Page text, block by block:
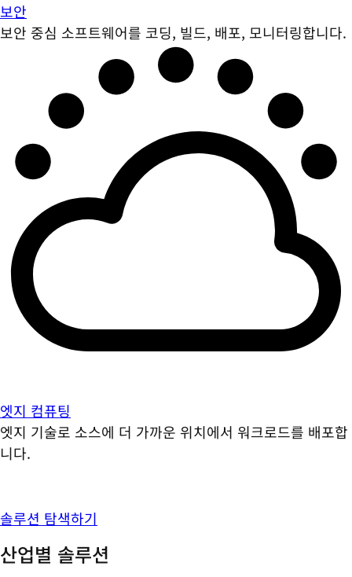
보안
보안 중심 소프트웨어를 코딩, 빌드, 배포, 모니터링합니다.
엣지 컴퓨팅
엣지 기술로 소스에 더 가까운 위치에서 워크로드를 배포합
니다.
솔루션 탐색하기
산업별 솔루션